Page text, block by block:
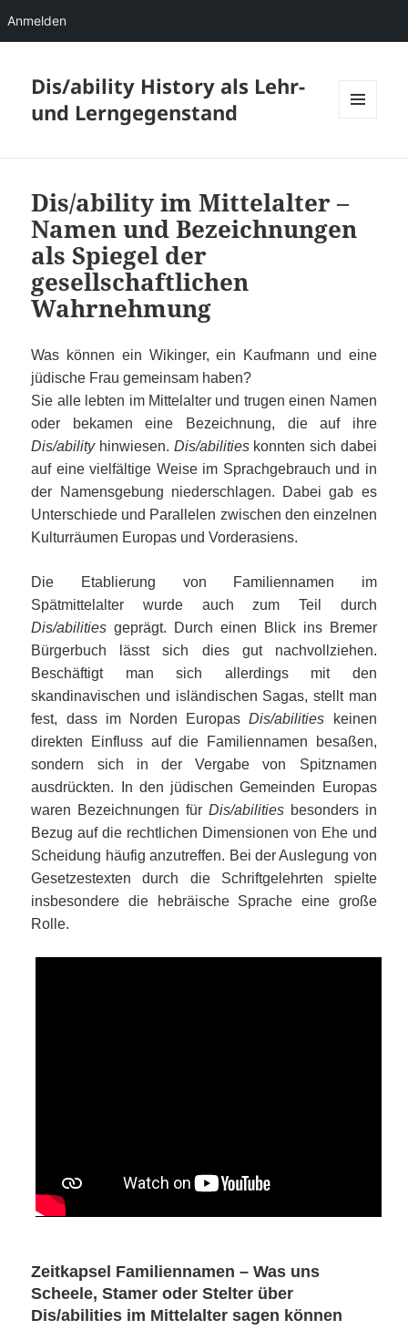
Anmelden
Dis/ability History als Lehr-
und Lerngegenstand
Dis/ability im Mittelalter –
Namen und Bezeichnungen
als Spiegel der
gesellschaftlichen
Wahrnehmung
Was können ein Wikinger, ein Kaufmann und eine
jüdische Frau gemeinsam haben?
Sie alle lebten im Mittelalter und trugen einen Namen
oder bekamen eine Bezeichnung, die auf ihre
Dis/abilityhinwiesen. Dis/abilitieskonnten sich dabei
auf eine vielfältige Weise im Sprachgebrauch und in
der Namensgebung niederschlagen. Dabei gab es
Unterschiede und Parallelen zwischen den einzelnen
Kulturräumen Europas und Vorderasiens.
Die Etablierung von Familiennamen im
Spätmittelalter wurde auch zum Teil durch
Dis/abilities geprägt. Durch einen Blick ins Bremer
Bürgerbuch lässt sich dies gut nachvollziehen.
Beschäftigt man sich allerdings mit den
skandinavischen und isländischen Sagas, stellt man
fest, dass im Norden EuropasDis/abilities keinen
direkten Einfluss auf die Familiennamen besaßen,
sondern sich in der Vergabe von Spitznamen
ausdrückten. In den jüdischen Gemeinden Europas
waren Bezeichnungen für Dis/abilitiesbesonders in
Bezug auf die rechtlichen Dimensionen von Ehe und
Scheidung häufig anzutreffen. Bei der Auslegung von
Gesetzestexten durch die Schriftgelehrten spielte
insbesondere die hebräische Sprache eine große
Rolle.
Zeitkapsel Familiennamen – Was uns
Scheele, Stamer oder Stelter über
Dis/abilities im Mittelalter sagen können